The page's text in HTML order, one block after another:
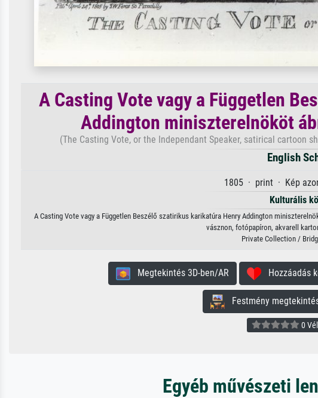
A Casting Vote vagy a Független
Addington miniszterelnököt
(The Casting Vote, or the Independant Speaker, satirical cartoon
English
1805 · print · Kép
Kulturális
A Casting Vote vagy a Független Beszélő szatirikus karikatúra Henry Addington
vásznon, fotópapíron, akvarell
Private Collection /
Megtekintés 3D-ben/AR Hozzáadás
Festmény
0
Egyéb művészeti